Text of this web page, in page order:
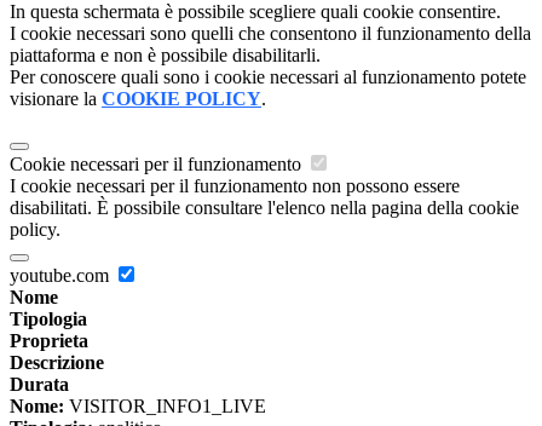
In questa schermata è possibile scegliere quali cookie consentire.
I cookie necessari sono quelli che consentono il funzionamento della
piattaforma e non è possibile disabilitarli.
Per conoscere quali sono i cookie necessari al funzionamento potete
visionare la COOKIE POLICY.
Cookie necessari per il funzionamento
I cookie necessari per il funzionamento non possono essere
disabilitati. È possibile consultare l'elenco nella pagina della cookie
policy.
youtube.com
Nome
Tipologia
Proprieta
Descrizione
Durata
Nome: VISITOR_INFO1_LIVE